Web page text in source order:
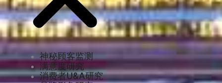
神秘顾客监测
满意度研究
消费者U&A研究